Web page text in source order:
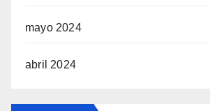
mayo 2024
abril 2024